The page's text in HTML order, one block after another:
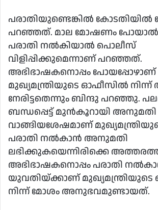
പരാതിയുണ്ടെങ്കിൽ കോടതിയിൽ
പറഞ്ഞത്. മാല മോഷണം പോയാൽ
പരാതി നൽകിയാൽ പൊലീസ്
വിളിപ്പിക്കുമെന്നാണ് പറഞ്ഞത്.
അഭിഭാഷകനൊപ്പം പോയപ്പോഴാണ്
മുഖ്യമന്ത്രിയുടെ ഓഫീസിൽ
നേരിട്ടതെന്നും ബിന്ദു പറഞ്ഞു.
ബന്ധപ്പെട്ട് മുൻകൂറായി അനുമതി
വാങ്ങിയശേഷമാണ്
പരാതി നൽകാൻ അനുമതി
ലഭിക്കുകയെന്നിരിക്കെ
അഭിഭാഷകനൊപ്പം പരാതി
യുവതിയ്ക്കാണ്
നിന്ന് മോശം അനുഭവമുണ്ടായത്.